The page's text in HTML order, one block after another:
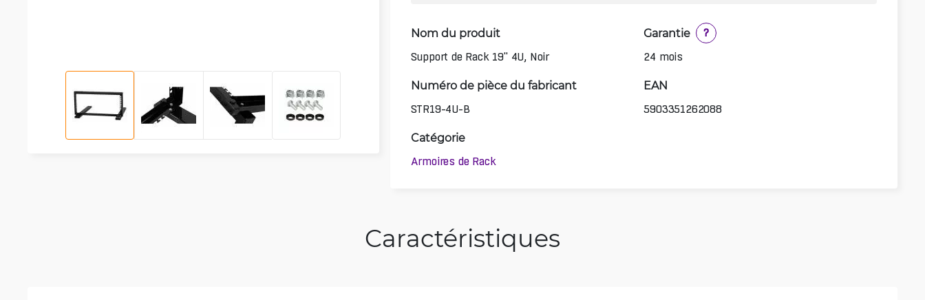
Nom du produit
Support de Rack 19" 4U, Noir
Garantie
?
24 mois
Numéro de pièce du fabricant
STR19-4U-B
EAN
5903351262088
Catégorie
Armoires de Rack
Caractéristiques